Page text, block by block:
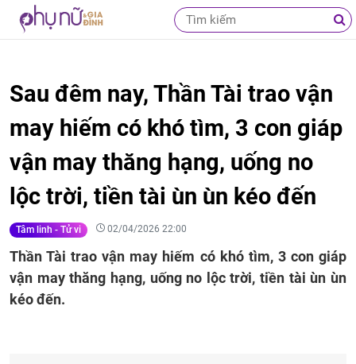
Sau đêm nay, Thần Tài trao vận
may hiếm có khó tìm, 3 con giáp
vận may thăng hạng, uống no
lộc trời, tiền tài ùn ùn kéo đến
Tâm linh - Tử vi 02/04/2026 22:00
Thần Tài trao vận may hiếm có khó tìm, 3 con giáp
vận may thăng hạng, uống no lộc trời, tiền tài ùn ùn
kéo đến.